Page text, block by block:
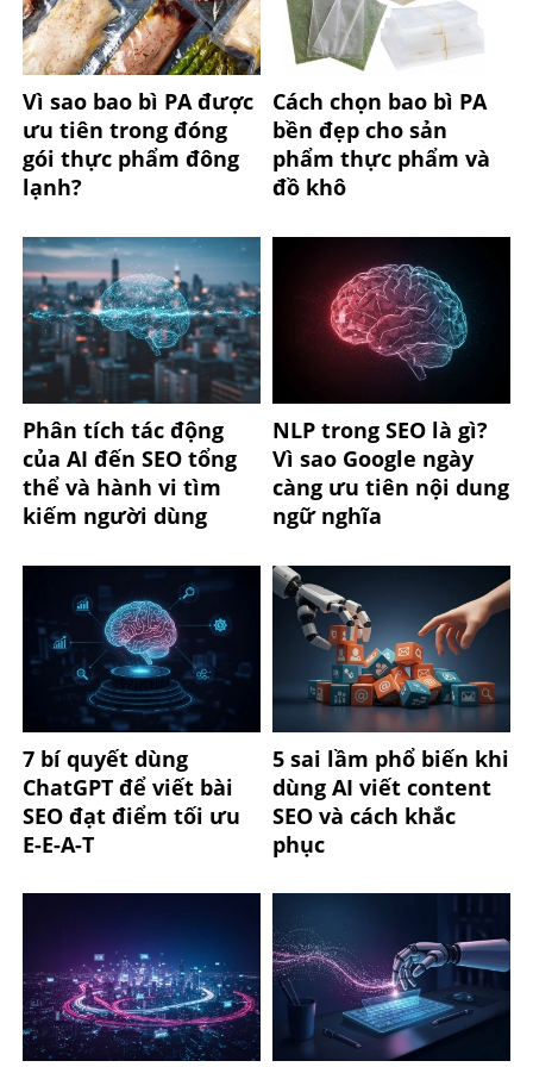
Vì sao bao bì PA được
ưu tiên trong đóng
gói thực phẩm đông
lạnh?
Cách chọn bao bì PA
bền đẹp cho sản
phẩm thực phẩm và
đồ khô
Phân tích tác động
của AI đến SEO tổng
thể và hành vi tìm
kiếm người dùng
NLP trong SEO là gì?
Vì sao Google ngày
càng ưu tiên nội dung
ngữ nghĩa
7 bí quyết dùng
ChatGPT để viết bài
SEO đạt điểm tối ưu
E-E-A-T
5 sai lầm phổ biến khi
dùng AI viết content
SEO và cách khắc
phục